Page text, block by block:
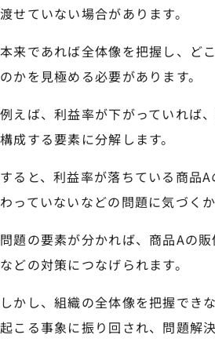
渡せていない場合があります。
本来であれば全体像を把握し、ど
のかを見極める必要があります。
例えば、利益率が下がっていれば
構成する要素に分解します。
すると、利益率が落ちている商品
わっていないなどの問題に気づく
問題の要素が分かれば、商品Aの
などの対策につなげられます。
しかし、組織の全体像を把握でき
起こる事象に振り回され、問題解